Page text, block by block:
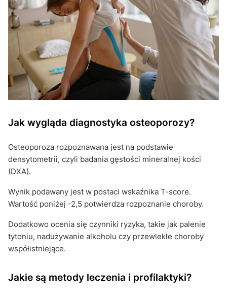
Jak wygląda diagnostyka osteoporozy?
Osteoporoza rozpoznawana jest na podstawie
densytometrii, czyli badania gęstości mineralnej kości
(DXA).
Wynik podawany jest w postaci wskaźnika T-score.
Wartość poniżej -2,5 potwierdza rozpoznanie choroby.
Dodatkowo ocenia się czynniki ryzyka, takie jak palenie
tytoniu, nadużywanie alkoholu czy przewlekłe choroby
współistniejące.
Jakie są metody leczenia i profilaktyki?